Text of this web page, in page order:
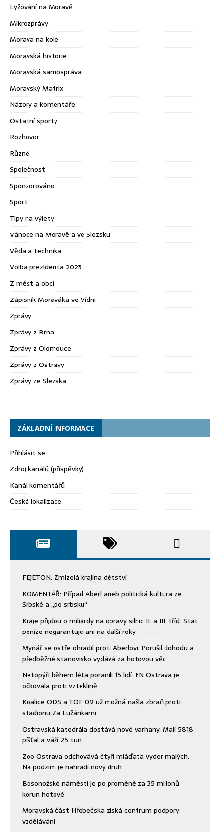
Lyžování na Moravě
Mikrozprávy
Morava na kole
Moravská historie
Moravská samospráva
Moravský Matrix
Názory a komentáře
Ostatní sporty
Rozhovor
Různé
Společnost
Sponzorováno
Sport
Tipy na výlety
Vánoce na Moravě a ve Slezsku
Věda a technika
Volba prezidenta 2023
Z měst a obcí
Zápisník Moraváka ve Vídni
Zprávy
Zprávy z Brna
Zprávy z Olomouce
Zprávy z Ostravy
Zprávy ze Slezska
ZÁKLADNÍ INFORMACE
Přihlásit se
Zdroj kanálů (příspěvky)
Kanál komentářů
Česká lokalizace
FEJETON: Zmizelá krajina dětství
KOMENTÁŘ: Případ Aberl aneb politická kultura ze
Srbské a „po srbsku“
Kraje přijdou o miliardy na opravy silnic II. a III. tříd. Stát
peníze negarantuje ani na další roky
Mynář se ostře ohradil proti Aberlovi. Porušil dohodu a
předběžné stanovisko vydává za hotovou věc
Netopýři během léta poranili 15 lidí. FN Ostrava je
očkovala proti vzteklině
Koalice ODS a TOP 09 už možná našla zbraň proti
stadionu Za Lužánkami
Ostravská katedrála dostává nové varhany. Mají 5818
píšťal a váží 25 tun
Zoo Ostrava odchovává čtyři mláďata vyder malých.
Na podzim je nahradí nový druh
Bosonožské náměstí je po proměně za 35 milionů
korun hotové
Moravská část Hřebečska získá centrum podpory
vzdělávání